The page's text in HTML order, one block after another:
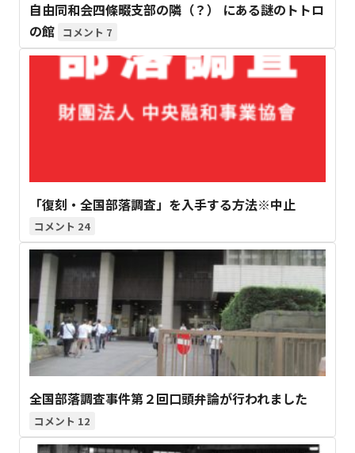
自由同和会四條畷支部の隣（？） にある謎のトトロ
の館
7
「復刻・全国部落調査」を入手する方法※中止
24
全国部落調査事件第２回口頭弁論が行われました
12